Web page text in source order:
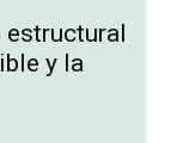
estructural
y la